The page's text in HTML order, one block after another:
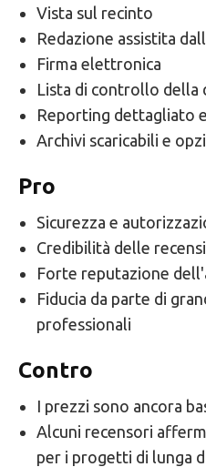
Vista sul recinto
Redazione assistita
Firma elettronica
Lista di controllo della
Reporting dettagliato
Archivi scaricabili e
Pro
Sicurezza e
Credibilità delle
Forte reputazione
Fiducia da parte di
professionali
Contro
I prezzi sono ancora
Alcuni recensori
per i progetti di lunga